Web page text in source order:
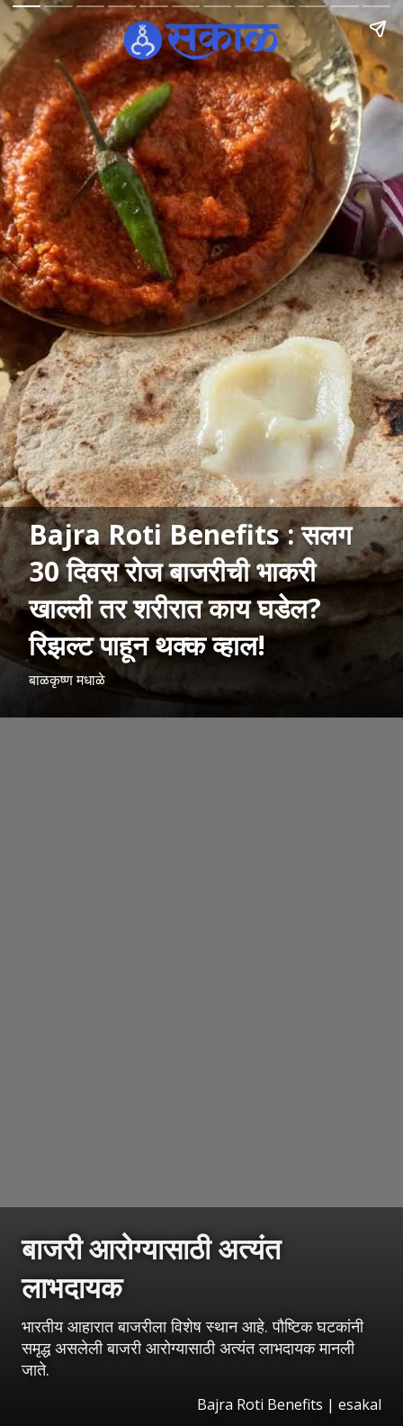
Bajra Roti Benefits : सलग
30 दिवस रोज बाजरीची भाकरी
खाल्ली तर शरीरात काय घडेल?
रिझल्ट पाहून थक्क व्हाल!
बाळकृष्ण मधाळे
बाजरी आरोग्यासाठी अत्यंत
लाभदायक
भारतीय आहारात बाजरीला विशेष स्थान आहे. पौष्टिक घटकांनी
समृद्ध असलेली बाजरी आरोग्यासाठी अत्यंत लाभदायक मानली
जाते.
Bajra Roti Benefits | esakal